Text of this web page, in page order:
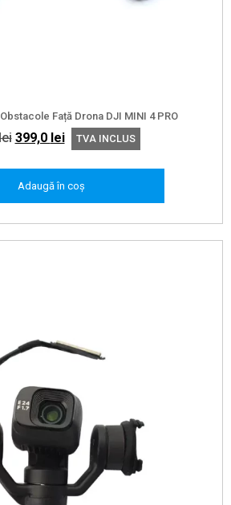
Față Drona DJI MINI 4 PRO
Prețul
fost:
399,0 leiPrețul
curent
399,0 lei.
TVA INCLUS
Adaugă în coș